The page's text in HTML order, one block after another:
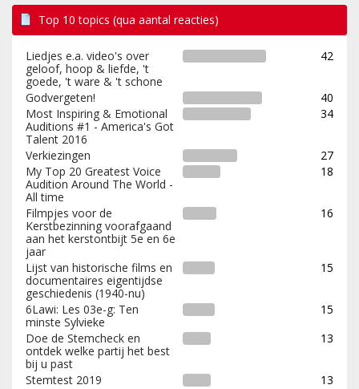
Top 10 topics (qua aantal reacties)
Liedjes e.a. video's over
geloof, hoop & liefde, 't
goede, 't ware & 't schone
42
Godvergeten!
40
Most Inspiring & Emotional
Auditions #1 - America's Got
Talent 2016
34
Verkiezingen
27
My Top 20 Greatest Voice
Audition Around The World -
All time
18
Filmpjes voor de
Kerstbezinning voorafgaand
aan het kerstontbijt 5e en 6e
jaar
16
Lijst van historische films en
documentaires eigentijdse
geschiedenis (1940-nu)
15
6Lawi: Les 03e-g: Ten
minste Sylvieke
15
Doe de Stemcheck en
ontdek welke partij het best
bij u past
13
Stemtest 2019 13